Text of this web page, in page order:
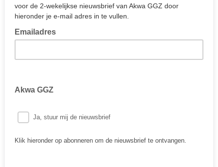
voor de 2-wekelijkse nieuwsbrief van Akwa GGZ door
hieronder je e-mail adres in te vullen.
Emailadres
Akwa GGZ
Ja, stuur mij de nieuwsbrief
Klik hieronder op abonneren om de nieuwsbrief te ontvangen.